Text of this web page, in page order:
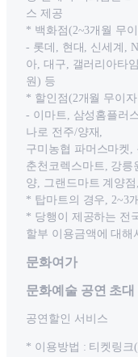
스 제공
* 백화점(2~3개월 무
- 롯데, 현대, 신세계,
아, 대구, 갤러리아타
원) 등
* 할인점(2개월 무이
- 이마트, 삼성홈플러
나로 전주/양재,
구미농협 파머스마켓
춘천코렉스마트, 강릉
양, 그랜드마트 계양
* 탑마트의 경우, 2~3
* 당행이 제공하는 전
할부 이용금액에 대해
문화여가
문화예술 공연 초
공연할인 서비스
* 이용방법 : 티켓링크